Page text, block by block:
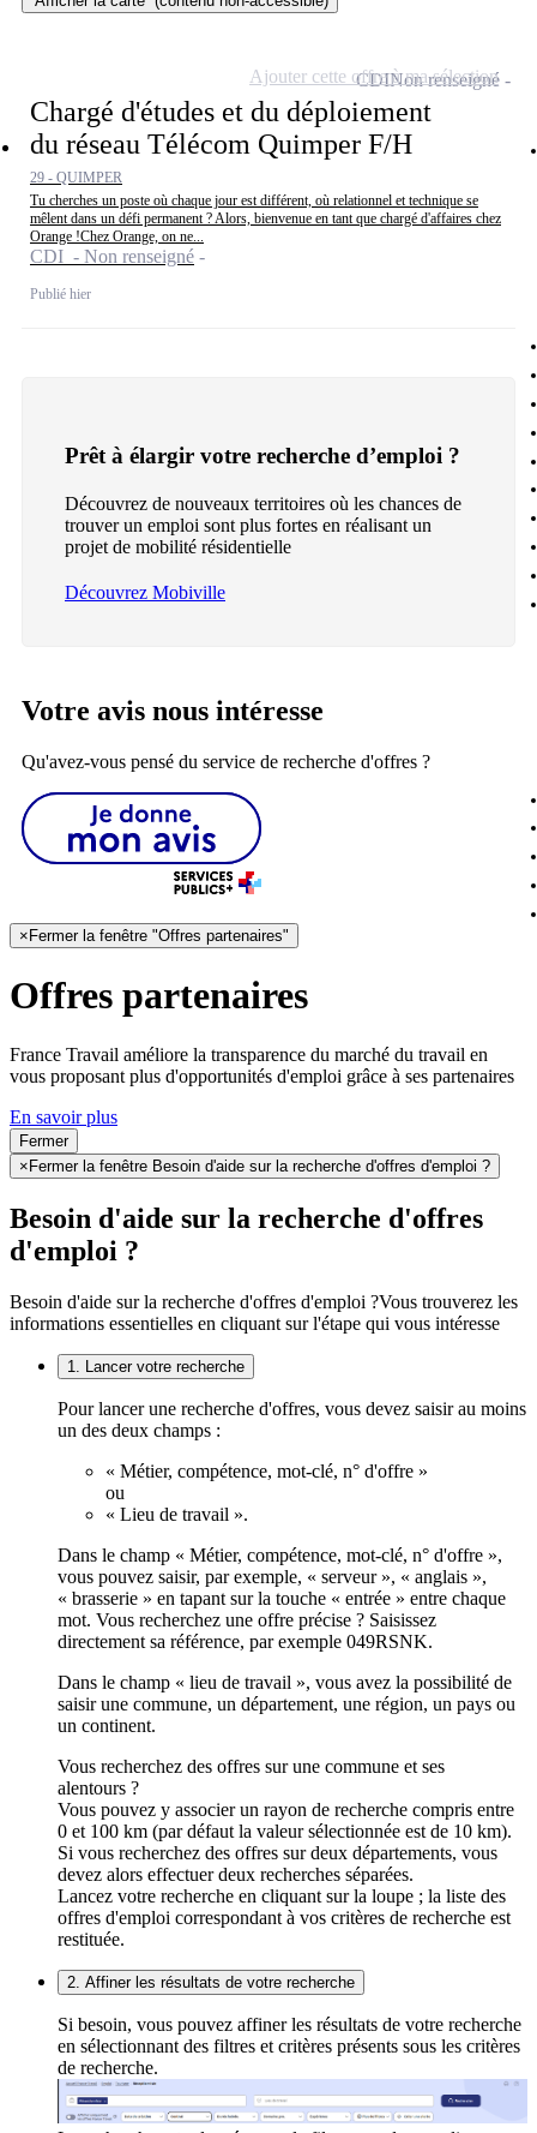
Chargé d'études et du déploiement
du réseau Télécom Quimper F/H
29 - QUIMPER
Tu cherches un poste où chaque jour est différent, où relationnel et technique se
mêlent dans un défi permanent ? Alors, bienvenue en tant que chargé d'affaires chez
Orange !Chez Orange, on ne...
CDI - Non renseigné
Publié hier
CDINon renseigné
Ajouter cette offre à ma sélection
Prêt à élargir votre recherche d’emploi ?
Découvrez de nouveaux territoires où les chances de
trouver un emploi sont plus fortes en réalisant un
projet de mobilité résidentielle
Découvrez Mobiville
Votre avis nous intéresse
Qu'avez-vous pensé du service de recherche d'offres ?
× Fermer la fenêtre "Offres partenaires"
Offres partenaires
France Travail améliore la transparence du marché du travail en
vous proposant plus d'opportunités d'emploi grâce à ses partenaires
En savoir plus
Fermer
× Fermer la fenêtre Besoin d'aide sur la recherche d'offres d'emploi ?
Besoin d'aide sur la recherche d'offres
d'emploi ?
Besoin d'aide sur la recherche d'offres d'emploi ?Vous trouverez les
informations essentielles en cliquant sur l'étape qui vous intéresse
1. Lancer votre recherche
Pour lancer une recherche d'offres, vous devez saisir au moins
un des deux champs :
« Métier, compétence, mot-clé, n° d'offre »
ou
« Lieu de travail ».
Dans le champ « Métier, compétence, mot-clé, n° d'offre »,
vous pouvez saisir, par exemple, « serveur », « anglais »,
« brasserie » en tapant sur la touche « entrée » entre chaque
mot. Vous recherchez une offre précise ? Saisissez
directement sa référence, par exemple 049RSNK.
Dans le champ « lieu de travail », vous avez la possibilité de
saisir une commune, un département, une région, un pays ou
un continent.
Vous recherchez des offres sur une commune et ses
alentours ?
Vous pouvez y associer un rayon de recherche compris entre
0 et 100 km (par défaut la valeur sélectionnée est de 10 km).
Si vous recherchez des offres sur deux départements, vous
devez alors effectuer deux recherches séparées.
Lancez votre recherche en cliquant sur la loupe ; la liste des
offres d'emploi correspondant à vos critères de recherche est
restituée.
2. Affiner les résultats de votre recherche
Si besoin, vous pouvez affiner les résultats de votre recherche
en sélectionnant des filtres et critères présents sous les critères
de recherche.